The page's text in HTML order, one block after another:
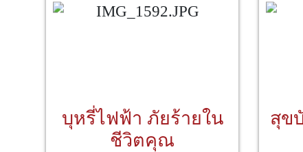
บุหรี่ไฟฟ้า ภัยร้ายใน
ชีวิตคุณ
สุข